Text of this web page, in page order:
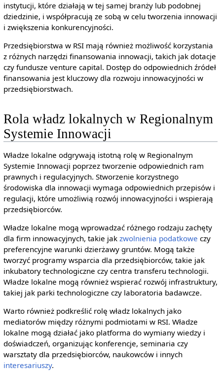
instytucji, które działają w tej samej branży lub podobnej
dziedzinie, i współpracują ze sobą w celu tworzenia innowacji
i zwiększenia konkurencyjności.
Przedsiębiorstwa w RSI mają również możliwość korzystania
z różnych narzędzi finansowania innowacji, takich jak dotacje
czy fundusze venture capital. Dostęp do odpowiednich źródeł
finansowania jest kluczowy dla rozwoju innowacyjności w
przedsiębiorstwach.
Rola władz lokalnych w Regionalnym
Systemie Innowacji
Władze lokalne odgrywają istotną rolę w Regionalnym
Systemie Innowacji poprzez tworzenie odpowiednich ram
prawnych i regulacyjnych. Stworzenie korzystnego
środowiska dla innowacji wymaga odpowiednich przepisów i
regulacji, które umożliwią rozwój innowacyjności i wspierają
przedsiębiorców.
Władze lokalne mogą wprowadzać różnego rodzaju zachęty
dla firm innowacyjnych, takie jak zwolnienia podatkowe czy
preferencyjne warunki dzierżawy gruntów. Mogą także
tworzyć programy wsparcia dla przedsiębiorców, takie jak
inkubatory technologiczne czy centra transferu technologii.
Władze lokalne mogą również wspierać rozwój infrastruktury,
takiej jak parki technologiczne czy laboratoria badawcze.
Warto również podkreślić rolę władz lokalnych jako
mediatorów między różnymi podmiotami w RSI. Władze
lokalne mogą działać jako platforma do wymiany wiedzy i
doświadczeń, organizując konferencje, seminaria czy
warsztaty dla przedsiębiorców, naukowców i innych
interesariuszy.